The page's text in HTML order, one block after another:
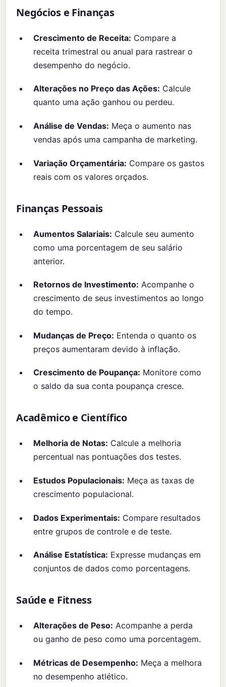
Negócios e Finanças
Crescimento de Receita: Compare a
receita trimestral ou anual para rastrear o
desempenho do negócio.
Alterações no Preço das Ações: Calcule
quanto uma ação ganhou ou perdeu.
Análise de Vendas: Meça o aumento nas
vendas após uma campanha de marketing.
Variação Orçamentária: Compare os gastos
reais com os valores orçados.
Finanças Pessoais
Aumentos Salariais: Calcule seu aumento
como uma porcentagem de seu salário
anterior.
Retornos de Investimento: Acompanhe o
crescimento de seus investimentos ao longo
do tempo.
Mudanças de Preço: Entenda o quanto os
preços aumentaram devido à inflação.
Crescimento de Poupança: Monitore como
o saldo da sua conta poupança cresce.
Acadêmico e Científico
Melhoria de Notas: Calcule a melhoria
percentual nas pontuações dos testes.
Estudos Populacionais: Meça as taxas de
crescimento populacional.
Dados Experimentais: Compare resultados
entre grupos de controle e de teste.
Análise Estatística: Expresse mudanças em
conjuntos de dados como porcentagens.
Saúde e Fitness
Alterações de Peso: Acompanhe a perda
ou ganho de peso como uma porcentagem.
Métricas de Desempenho: Meça a melhora
no desempenho atlético.